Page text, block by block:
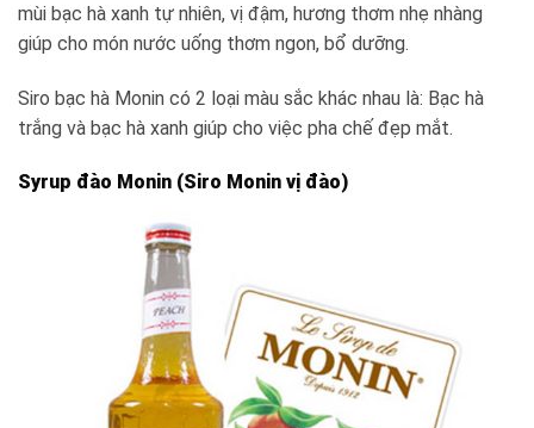
mùi bạc hà xanh tự nhiên, vị đậm, hương thơm nhẹ nhàng
giúp cho món nước uống thơm ngon, bổ dưỡng.
Siro bạc hà Monin có 2 loại màu sắc khác nhau là: Bạc hà
trắng và bạc hà xanh giúp cho việc pha chế đẹp mắt.
Syrup đào Monin (Siro Monin vị đào)